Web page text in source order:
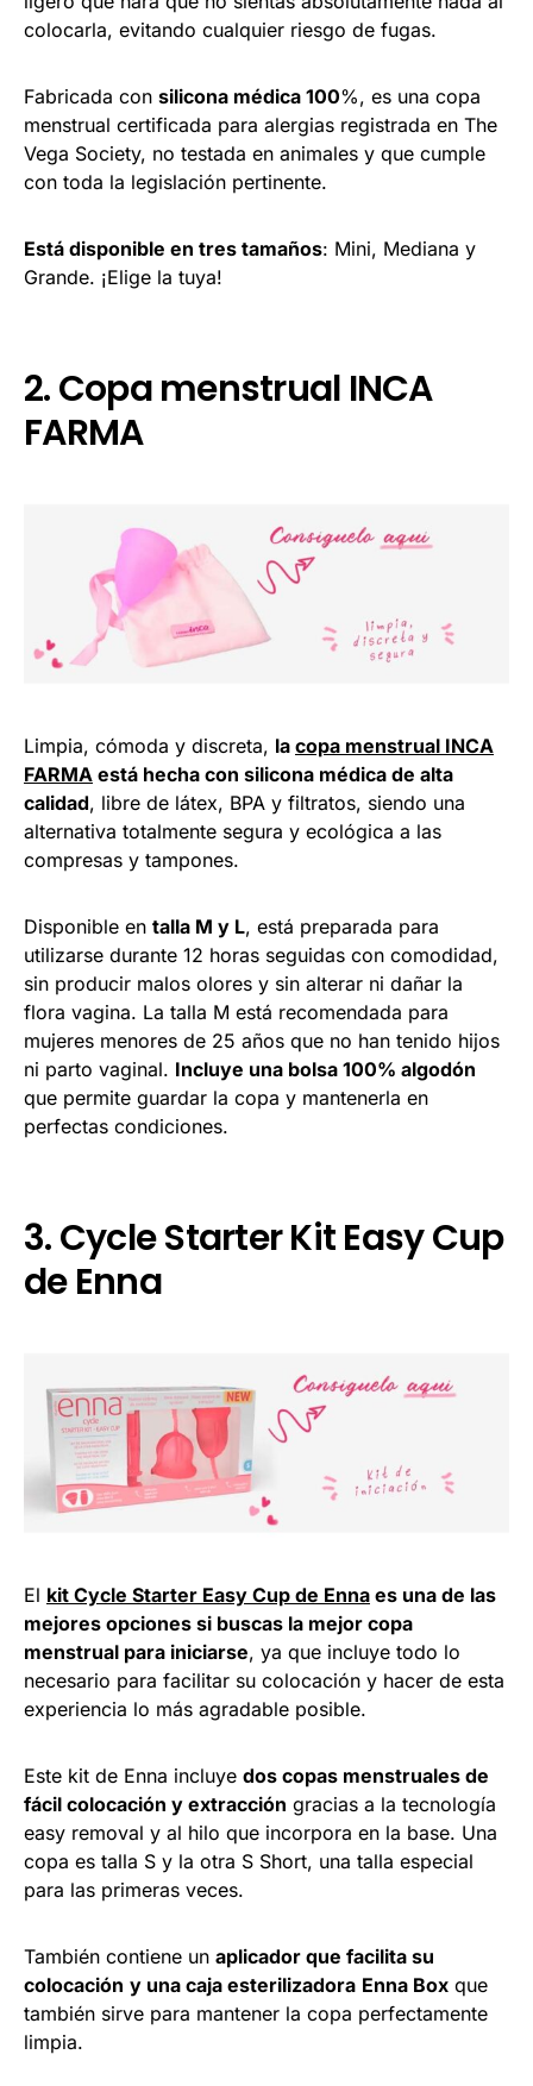
colocarla, evitando cualquier riesgo de fugas.
Fabricada con silicona médica 100%, es una copa
menstrual certificada para alergias registrada en The
Vega Society, no testada en animales y que cumple
con toda la legislación pertinente.
Está disponible en tres tamaños: Mini, Mediana y
Grande. ¡Elige la tuya!
2. Copa menstrual INCA
FARMA
Limpia, cómoda y discreta, la copa menstrual INCA
FARMA está hecha con silicona médica de alta
calidad, libre de látex, BPA y filtratos, siendo una
alternativa totalmente segura y ecológica a las
compresas y tampones.
Disponible en talla M y L, está preparada para
utilizarse durante 12 horas seguidas con comodidad,
sin producir malos olores y sin alterar ni dañar la
flora vagina. La talla M está recomendada para
mujeres menores de 25 años que no han tenido hijos
ni parto vaginal. Incluye una bolsa 100% algodón
que permite guardar la copa y mantenerla en
perfectas condiciones.
3. Cycle Starter Kit Easy Cup
de Enna
El kit Cycle Starter Easy Cup de Enna es una de las
mejores opciones si buscas la mejor copa
menstrual para iniciarse, ya que incluye todo lo
necesario para facilitar su colocación y hacer de esta
experiencia lo más agradable posible.
Este kit de Enna incluye dos copas menstruales de
fácil colocación y extracción gracias a la tecnología
easy removal y al hilo que incorpora en la base. Una
copa es talla S y la otra S Short, una talla especial
para las primeras veces.
También contiene un aplicador que facilita su
colocación y una caja esterilizadora Enna Box que
también sirve para mantener la copa perfectamente
limpia.